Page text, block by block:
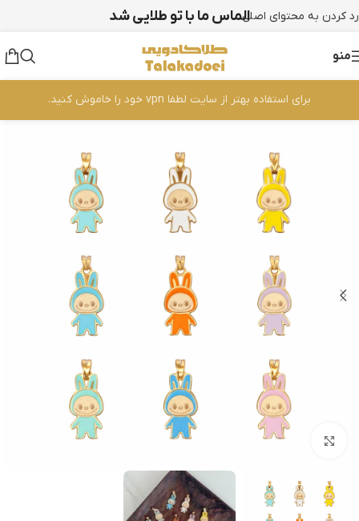
رد کردن به محتوای اصلیالماس ما با تو طلایی شد
منو
برای استفاده بهتر از سایت لطفا vpn خود را خاموش کنید.
بزرگنمایی تصویر